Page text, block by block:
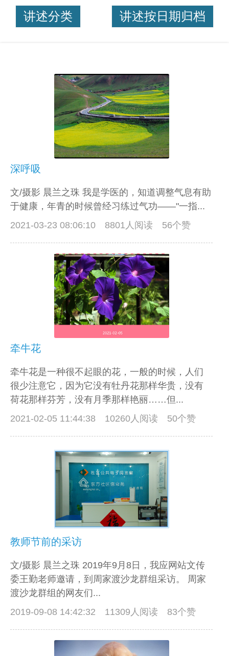
讲述分类 讲述按日期归档
深呼吸
文/摄影 晨兰之珠 我是学医的，知道调整气息有助
于健康，年青的时候曾经习练过气功——"一指...
2021-03-23 08:06:10
8801人阅读 56个赞
牵牛花
牵牛花是一种很不起眼的花，一般的时候，人们
很少注意它，因为它没有牡丹花那样华贵，没有
荷花那样芬芳，没有月季那样艳丽……但...
2021-02-05 11:44:38
10260人阅读 50个赞
教师节前的采访
文/摄影 晨兰之珠 2019年9月8日，我应网站文传
委王勤老师邀请，到周家渡沙龙群组采访。 周家
渡沙龙群组的网友们...
2019-09-08 14:42:32
11309人阅读 83个赞